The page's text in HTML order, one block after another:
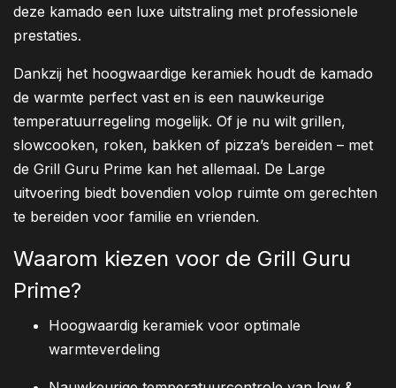
deze kamado een luxe uitstraling met professionele
prestaties.
Dankzij het hoogwaardige keramiek houdt de kamado
de warmte perfect vast en is een nauwkeurige
temperatuurregeling mogelijk. Of je nu wilt grillen,
slowcooken, roken, bakken of pizza’s bereiden – met
de Grill Guru Prime kan het allemaal. De Large
uitvoering biedt bovendien volop ruimte om gerechten
te bereiden voor familie en vrienden.
Waarom kiezen voor de Grill Guru
Prime?
Hoogwaardig keramiek voor optimale
warmteverdeling